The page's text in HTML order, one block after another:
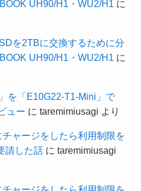
UH90/H1・WU2/H1 に
を2TBに交換するために分
UH90/H1・WU2/H1 に
を「E10G22-T1-Mini」で
ュー に taremimiusagi より
ャージをしたら利用制限を
請した話に taremimiusagi